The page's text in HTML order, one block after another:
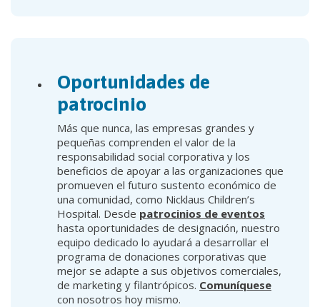
Oportunidades de
patrocinio
Más que nunca, las empresas grandes y
pequeñas comprenden el valor de la
responsabilidad social corporativa y los
beneficios de apoyar a las organizaciones que
promueven el futuro sustento económico de
una comunidad, como Nicklaus Children’s
Hospital. Desde patrocinios de eventos
hasta oportunidades de designación, nuestro
equipo dedicado lo ayudará a desarrollar el
programa de donaciones corporativas que
mejor se adapte a sus objetivos comerciales,
de marketing y filantrópicos. Comuníquese
con nosotros hoy mismo.